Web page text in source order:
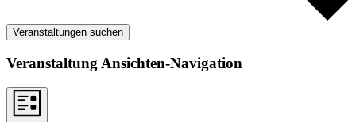
Veranstaltungen suchen
Veranstaltung Ansichten-Navigation